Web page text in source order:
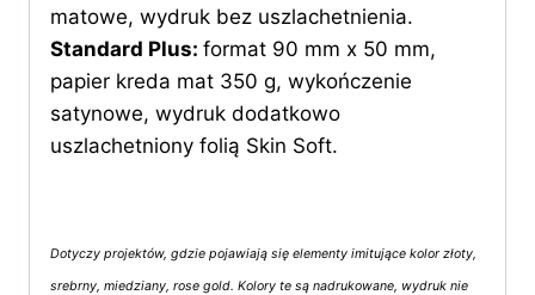
matowe, wydruk bez uszlachetnienia.
Standard Plus: format 90 mm x 50 mm,
papier kreda mat 350 g, wykończenie
satynowe, wydruk dodatkowo
uszlachetniony folią Skin Soft.
Dotyczy projektów, gdzie pojawiają się elementy imitujące kolor złoty,
srebrny, miedziany, rose gold. Kolory te są nadrukowane, wydruk nie